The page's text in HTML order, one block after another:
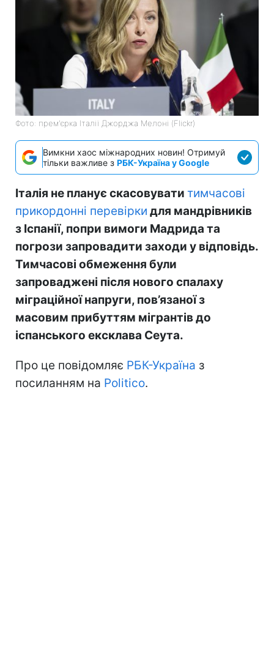
Фото: прем'єрка Італії Джорджа Мелоні (Flickr)
Вимкни хаос міжнародних новин! Отримуй
тільки важливе з РБК-Україна у Google
Італія не планує скасовувати тимчасові
прикордонні перевірки для мандрівників
з Іспанії, попри вимоги Мадрида та
погрози запровадити заходи у відповідь.
Тимчасові обмеження були
запроваджені після нового спалаху
міграційної напруги, пов’язаної з
масовим прибуттям мігрантів до
іспанського ексклава Сеута.
Про це повідомляє РБК-Україна з
посиланням на Politico.